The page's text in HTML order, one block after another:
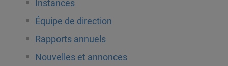
Instances
Équipe de direction
Rapports annuels
Nouvelles et annonces